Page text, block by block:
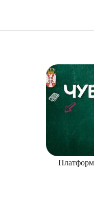
Платформа за